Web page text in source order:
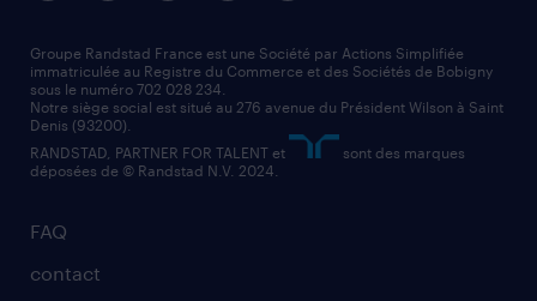
assistant administratif
comptable
faq intérim / recrutement
nos cabinets de recrutement
FAQ
contact
Groupe Randstad France est une Société par Actions Simplifiée
immatriculée au Registre du Commerce et des Sociétés de Bobigny
sous le numéro 702 028 234.
Notre siège social est situé au 276 avenue du Président Wilson à Saint
Denis (93200).
RANDSTAD, PARTNER FOR TALENT et
sont des marques
déposées de © Randstad N.V. 2024.